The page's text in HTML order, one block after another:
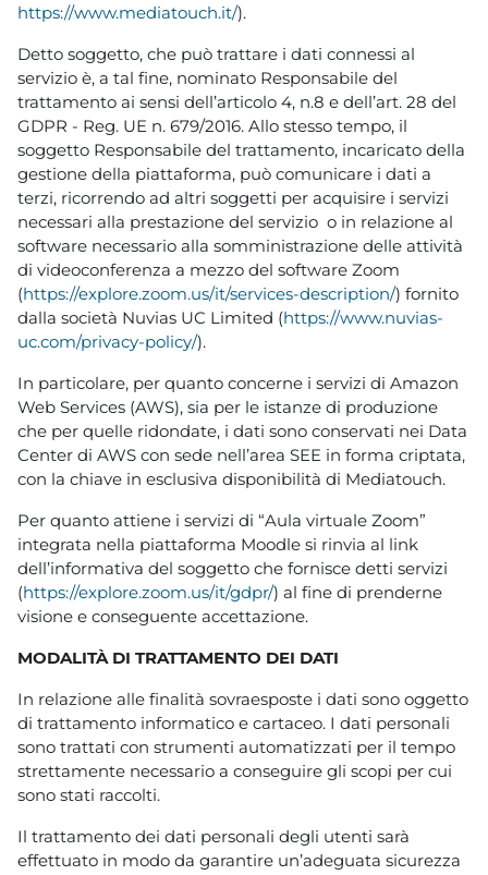
https://www.mediatouch.it/).
Detto soggetto, che può trattare i dati connessi al
servizio è, a tal fine, nominato Responsabile del
trattamento ai sensi dell’articolo 4, n.8 e dell’art. 28 del
GDPR - Reg. UE n. 679/2016. Allo stesso tempo, il
soggetto Responsabile del trattamento, incaricato della
gestione della piattaforma, può comunicare i dati a
terzi, ricorrendo ad altri soggetti per acquisire i servizi
necessari alla prestazione del servizio o in relazione al
software necessario alla somministrazione delle attività
di videoconferenza a mezzo del software Zoom
(https://explore.zoom.us/it/services-description/) fornito
dalla società Nuvias UC Limited (https://www.nuvias-
uc.com/privacy-policy/).
In particolare, per quanto concerne i servizi di Amazon
Web Services (AWS), sia per le istanze di produzione
che per quelle ridondate, i dati sono conservati nei Data
Center di AWS con sede nell’area SEE in forma criptata,
con la chiave in esclusiva disponibilità di Mediatouch.
Per quanto attiene i servizi di “Aula virtuale Zoom”
integrata nella piattaforma Moodle si rinvia al link
dell’informativa del soggetto che fornisce detti servizi
(https://explore.zoom.us/it/gdpr/) al fine di prenderne
visione e conseguente accettazione.
MODALITÀ DI TRATTAMENTO DEI DATI
In relazione alle finalità sovraesposte i dati sono oggetto
di trattamento informatico e cartaceo. I dati personali
sono trattati con strumenti automatizzati per il tempo
strettamente necessario a conseguire gli scopi per cui
sono stati raccolti.
Il trattamento dei dati personali degli utenti sarà
effettuato in modo da garantire un’adeguata sicurezza